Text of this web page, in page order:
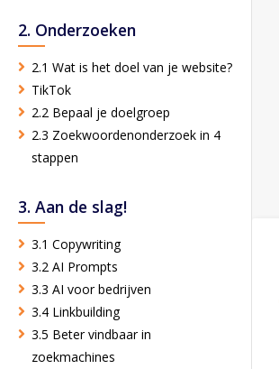
2. Onderzoeken
2.1 Wat is het doel van je website?
TikTok
2.2 Bepaal je doelgroep
2.3 Zoekwoordenonderzoek in 4
stappen
3. Aan de slag!
3.1 Copywriting
3.2 AI Prompts
3.3 AI voor bedrijven
3.4 Linkbuilding
3.5 Beter vindbaar in
zoekmachines